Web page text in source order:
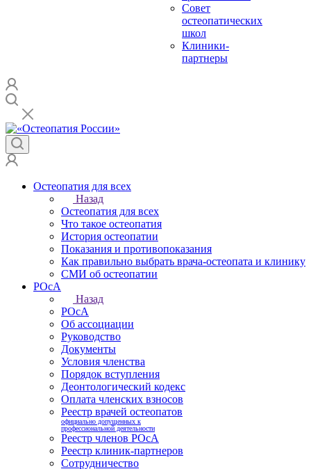
Совет
остеопатических
школ
Клиники-
партнеры
Остеопатия для всех
Назад
Остеопатия для всех
Что такое остеопатия
История остеопатии
Показания и противопоказания
Как правильно выбрать врача-остеопата и клинику
СМИ об остеопатии
РОсА
Назад
РОсА
Об ассоциации
Руководство
Документы
Условия членства
Порядок вступления
Деонтологический кодекс
Оплата членских взносов
Реестр врачей остеопатов
официально допущенных к
профессиональной деятельности
Реестр членов РОсА
Реестр клиник-партнеров
Сотрудничество